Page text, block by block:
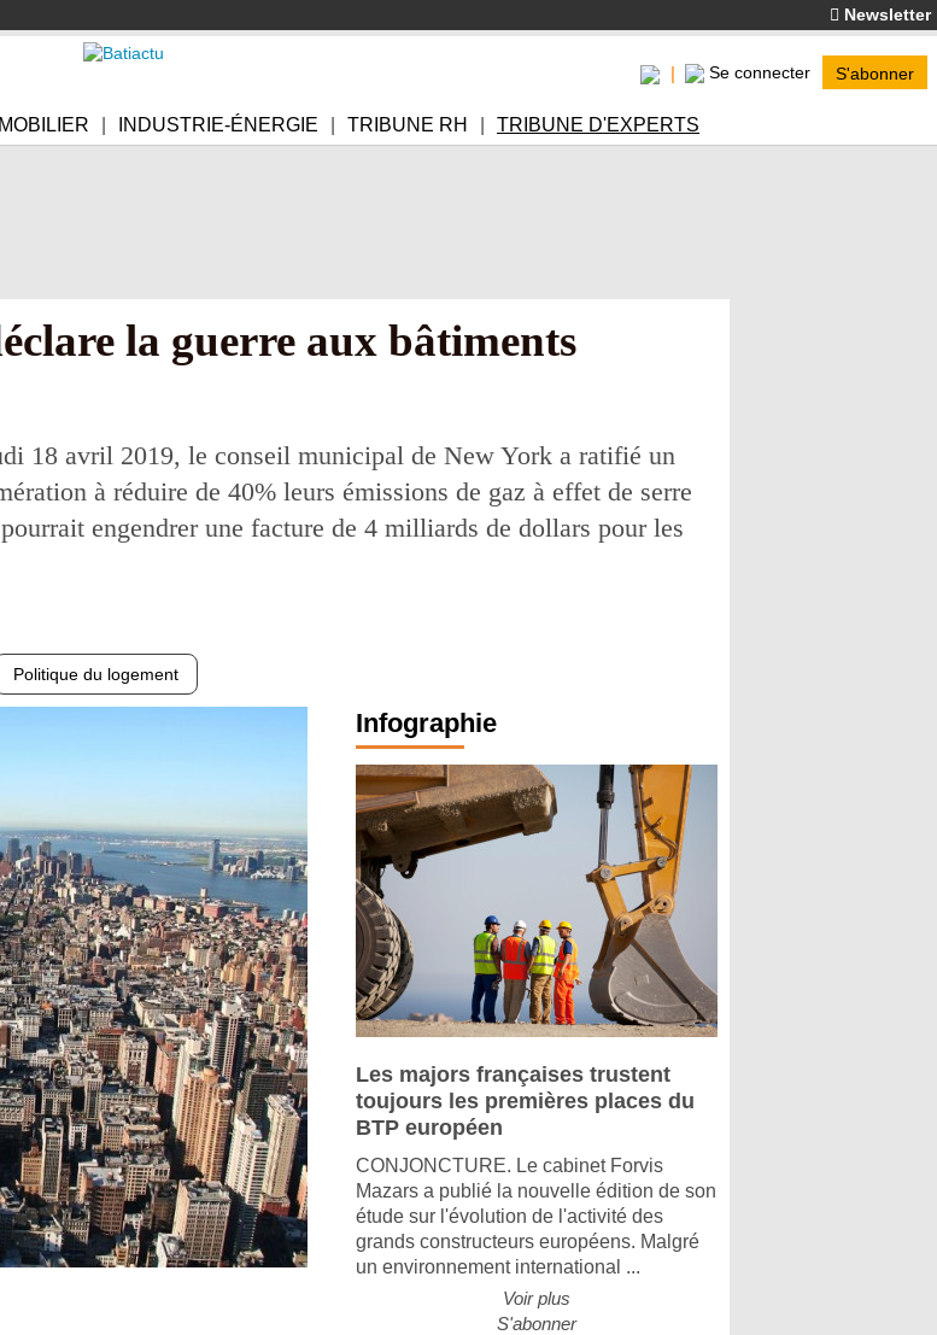
Newsletter
Se connecter S'abonner
INDUSTRIE-ÉNERGIE TRIBUNE RH TRIBUNE D'EXPERTS
la guerre aux bâtiments
18 avril 2019, le conseil municipal de New York a ratifié un
à réduire de 40% leurs émissions de gaz à effet de serre
engendrer une facture de 4 milliards de dollars pour les
Politique du logement
Infographie
Les majors françaises trustent
toujours les premières places du
BTP européen
CONJONCTURE. Le cabinet Forvis
Mazars a publié la nouvelle édition de son
étude sur l'évolution de l'activité des
grands constructeurs européens. Malgré
un environnement international ...
Voir plus
S'abonner